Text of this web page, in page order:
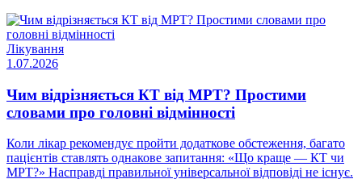
Лікування
1.07.2026
Чим відрізняється КТ від МРТ? Простими
словами про головні відмінності
Коли лікар рекомендує пройти додаткове обстеження, багато
пацієнтів ставлять однакове запитання: «Що краще — КТ чи
МРТ?» Насправді правильної універсальної відповіді не існує.